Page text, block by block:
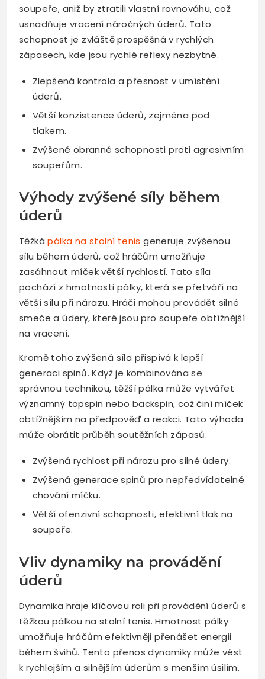
soupeře, aniž by ztratili vlastní rovnováhu, což
usnadňuje vracení náročných úderů. Tato
schopnost je zvláště prospěšná v rychlých
zápasech, kde jsou rychlé reflexy nezbytné.
Zlepšená kontrola a přesnost v umístění
úderů.
Větší konzistence úderů, zejména pod
tlakem.
Zvýšené obranné schopnosti proti agresivním
soupeřům.
Výhody zvýšené síly během
úderů
Těžkápálka na stolní tenis generuje zvýšenou
sílu během úderů, což hráčům umožňuje
zasáhnout míček větší rychlostí. Tato síla
pochází z hmotnosti pálky, která se přetváří na
větší sílu při nárazu. Hráči mohou provádět silné
smeče a údery, které jsou pro soupeře obtížnější
na vracení.
Kromě toho zvýšená síla přispívá k lepší
generaci spinů. Když je kombinována se
správnou technikou, těžší pálka může vytvářet
významný topspin nebo backspin, což činí míček
obtížnějším na předpověď a reakci. Tato výhoda
může obrátit průběh soutěžních zápasů.
Zvýšená rychlost při nárazu pro silné údery.
Zvýšená generace spinů pro nepředvídatelné
chování míčku.
Větší ofenzivní schopnosti, efektivní tlak na
soupeře.
Vliv dynamiky na provádění
úderů
Dynamika hraje klíčovou roli při provádění úderů s
těžkou pálkou na stolní tenis. Hmotnost pálky
umožňuje hráčům efektivněji přenášet energii
během švihů. Tento přenos dynamiky může vést
k rychlejším a silnějším úderům s menším úsilím.